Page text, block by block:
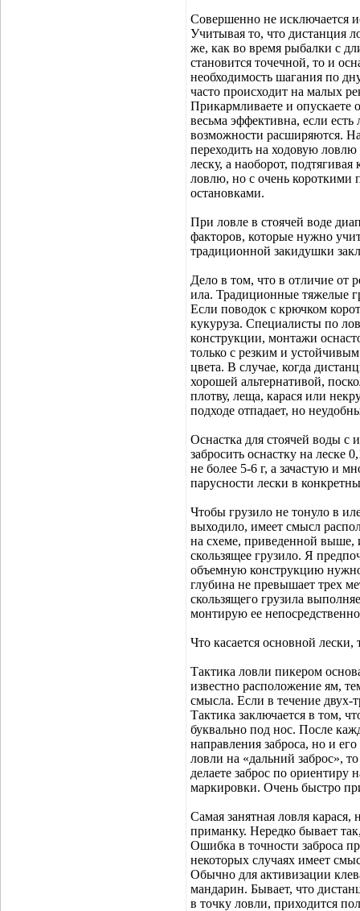
Совершенно не исключается
Учитывая то, что дистанция
же, как во время рыбалки с
становится точечной, то и
необходимость шагания по
часто происходит на малых
Прикармливаете и опускаете
весьма эффективна, если
возможности расширяются.
переходить на ходовую
леску, а наоборот,
ловлю, но с очень короткими
остановками.
При ловле в стоячей воде
факторов, которые нужно
традиционной закидушки
Дело в том, что в отличие от
ила. Традиционные тяжелые
Если поводок с крючком
кукуруза. Специалисты по
конструкции, монтажи
только с резким и
цвета. В случае, когда
хорошей альтернативой,
плотву, леща, карася или
подходе отпадает, но
Оснастка для стоячей воды с
забросить оснастку на леске
не более 5-6 г, а зачастую и
парусности лески в
Чтобы грузило не тонуло в
выходило, имеет смысл
на схеме, приведенной выше,
скользящее грузило. Я
объемную конструкцию
глубина не превышает трех
скользящего грузила
монтирую ее
Что касается основной
Тактика ловли пикером
известно расположение ям,
смысла. Если в течение двух-
Тактика заключается в том,
буквально под нос. После
направления заброса, но и
ловли на «дальний заброс»,
делаете заброс по
маркировки. Очень быстро
Самая занятная ловля
приманку. Нередко бывает
Ошибка в точности заброса
некоторых случаях имеет
Обычно для активизации
мандарин. Бывает, что
в точку ловли, приходится